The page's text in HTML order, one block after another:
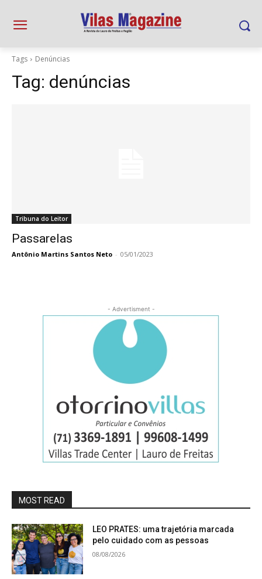
Tags Denúncias
Tag: denúncias
Tribuna do Leitor
Passarelas
Antônio Martins Santos Neto - 05/01/2023
- Advertisment -
MOST READ
LEO PRATES: uma trajetória marcada
pelo cuidado com as pessoas
08/08/2026